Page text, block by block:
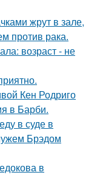
жрут в зале,
против рака.
возраст - не
Кен Родриго
в Барби.
в суде в
Брэдом
в